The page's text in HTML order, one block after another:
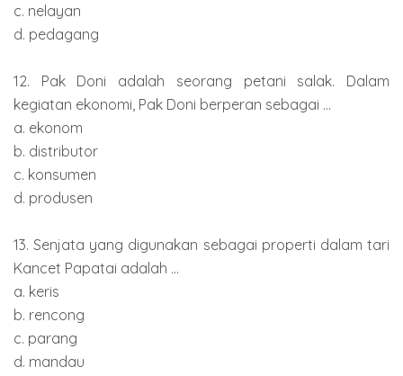
c. nelayan
d. pedagang
12. Pak Doni adalah seorang petani salak. Dalam
kegiatan ekonomi, Pak Doni berperan sebagai ...
a. ekonom
b. distributor
c. konsumen
d. produsen
13. Senjata yang digunakan sebagai properti dalam tari
Kancet Papatai adalah ...
a. keris
b. rencong
c. parang
d. mandau